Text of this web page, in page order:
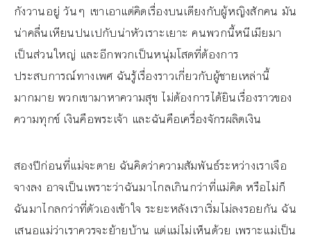
กังวานอยู่ วันๆ เขาเอาแต่คิดเรื่องบนเตียงกับผู้หญิงสักคน มัน
น่าคลื่นเหียนปนเปกับน่าหัวเราะเยาะ คนพวกนี้หนีเมียมา
เป็นส่วนใหญ่ และอีกพวกเป็นหนุ่มโสดที่ต้องการ
ประสบการณ์ทางเพศ ฉันรู้เรื่องราวเกี่ยวกับผู้ชายเหล่านี้
มากมาย พวกเขามาหาความสุข ไม่ต้องการได้ยินเรื่องราวของ
ความทุกข์ เงินคือพระเจ้า และฉันคือเครื่องจักรผลิตเงิน
สองปีก่อนที่แม่จะตาย ฉันคิดว่าความสัมพันธ์ระหว่างเราเจือ
จางลง อาจเป็นเพราะว่าฉันมาไกลเกินกว่าที่แม่คิด หรือไม่ก็
ฉันมาไกลกว่าที่ตัวเองเข้าใจ ระยะหลังเราเริ่มไม่ลงรอยกัน ฉัน
เสนอแม่ว่าเราควรจะย้ายบ้าน แต่แม่ไม่เห็นด้วย เพราะแม่เป็น